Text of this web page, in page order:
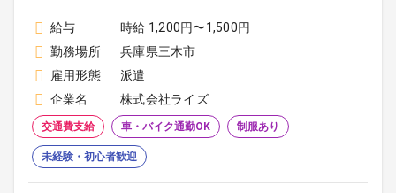
給与
時給 1,200円〜1,500円
勤務場所
兵庫県三木市
雇用形態
派遣
企業名
株式会社ライズ
交通費支給 車・バイク通勤OK 制服あり
未経験・初心者歓迎